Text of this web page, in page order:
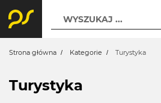
WYSZUKAJ ...
Strona główna Kategorie Turystyka
Turystyka